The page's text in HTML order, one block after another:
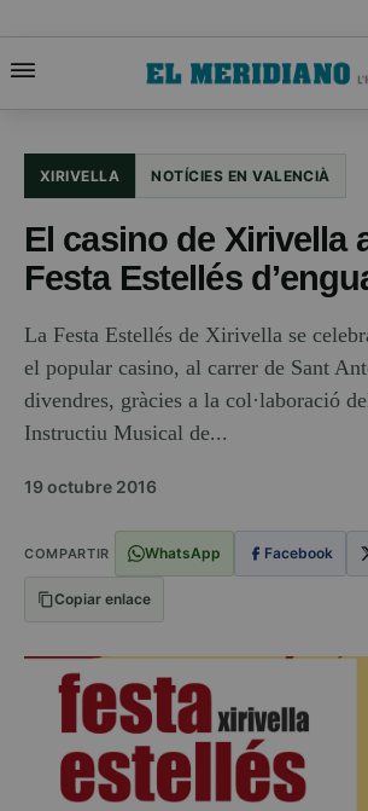
XIRIVELLA NOTÍCIES EN VALENCIÀ
El casino de Xirivella
Festa Estellés
La Festa Estellés de Xirivella se
el popular casino, al carrer de Sant
divendres, gràcies a la col·laboració
Instructiu Musical de...
19 octubre 2016
COMPARTIR WhatsApp Facebook
Copiar enlace